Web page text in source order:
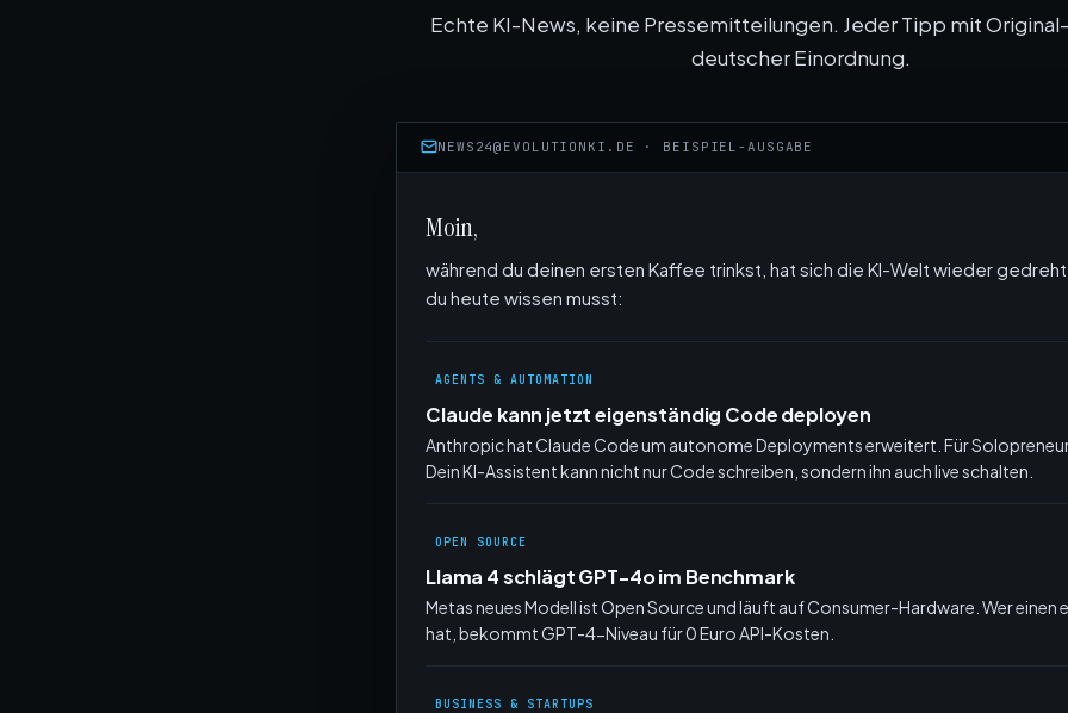
Echte KI-News, keine Pressemitteilungen. Jeder Tipp mit
deutscher Einordnung.
NEWS24@EVOLUTIONKI.DE · BEISPIEL-AUSGABE
Moin,
während du deinen ersten Kaffee trinkst, hat sich die KI-Welt wieder
du heute wissen musst:
AGENTS & AUTOMATION
Claude kann jetzt eigenständig Code deployen
Anthropic hat Claude Code um autonome Deployments erweitert. Für
Dein KI-Assistent kann nicht nur Code schreiben, sondern ihn auch live schalten.
OPEN SOURCE
Llama 4 schlägt GPT-4o im Benchmark
Metas neues Modell ist Open Source und läuft auf Consumer-Hardware. Wer einen
hat, bekommt GPT-4-Niveau für 0 Euro API-Kosten.
BUSINESS & STARTUPS